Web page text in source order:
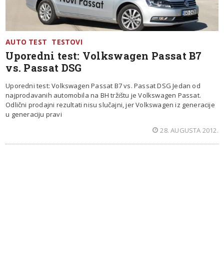
AUTO TEST TESTOVI
Uporedni test: Volkswagen Passat B7
vs. Passat DSG
Uporedni test: Volkswagen Passat B7 vs. Passat DSG Jedan od
najprodavanih automobila na BH tržištu je Volkswagen Passat.
Odlični prodajni rezultati nisu slučajni, jer Volkswagen iz generacije
u generaciju pravi
28. AUGUSTA 2012.